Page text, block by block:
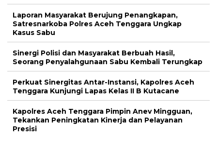
Laporan Masyarakat Berujung Penangkapan,
Satresnarkoba Polres Aceh Tenggara Ungkap
Kasus Sabu
Sinergi Polisi dan Masyarakat Berbuah Hasil,
Seorang Penyalahgunaan Sabu Kembali Terungkap
Perkuat Sinergitas Antar-Instansi, Kapolres Aceh
Tenggara Kunjungi Lapas Kelas II B Kutacane
Kapolres Aceh Tenggara Pimpin Anev Mingguan,
Tekankan Peningkatan Kinerja dan Pelayanan
Presisi